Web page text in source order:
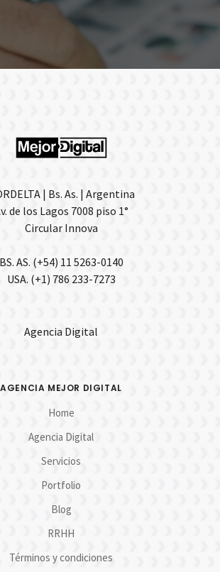
| Bs. As. | Argentina
de los Lagos 7008 piso 1°
Circular Innova
BS. AS. (+54) 11 5263-0140
USA. (+1) 786 233-7273
Agencia Digital
AGENCIA MEJOR DIGITAL
Home
Agencia Digital
Servicios
Portfolio
Blog
RRHH
Términos y condiciones